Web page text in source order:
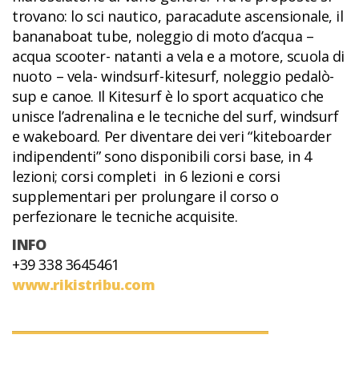
trovano: lo sci nautico, paracadute ascensionale, il
bananaboat tube, noleggio di moto d’acqua –
acqua scooter- natanti a vela e a motore, scuola di
nuoto – vela- windsurf-kitesurf, noleggio pedalò-
sup e canoe. Il Kitesurf è lo sport acquatico che
unisce l’adrenalina e le tecniche del surf, windsurf
e wakeboard. Per diventare dei veri “kiteboarder
indipendenti” sono disponibili corsi base, in 4
lezioni; corsi completi in 6 lezioni e corsi
supplementari per prolungare il corso o
perfezionare le tecniche acquisite.
INFO
+39 338 3645461
www.rikistribu.com